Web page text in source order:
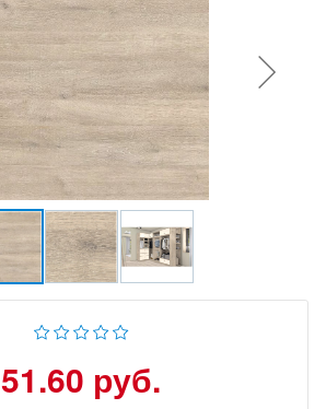
51.60 руб.